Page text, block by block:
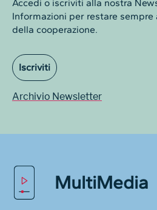
Accedi o iscriviti alla nostra
Informazioni per restare
della cooperazione.
Iscriviti
Archivio Newsletter
MultiMedia